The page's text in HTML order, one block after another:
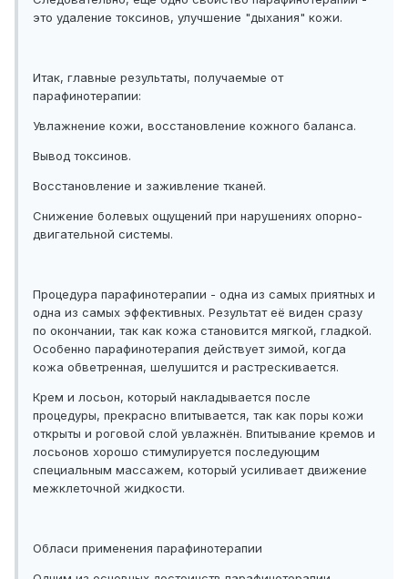
это удаление токсинов, улучшение "дыхания" кожи.
Итак, главные результаты, получаемые от
парафинотерапии:
Увлажнение кожи, восстановление кожного баланса.
Вывод токсинов.
Восстановление и заживление тканей.
Снижение болевых ощущений при нарушениях опорно-
двигательной системы.
Процедура парафинотерапии - одна из самых приятных и
одна из самых эффективных. Результат её виден сразу
по окончании, так как кожа становится мягкой, гладкой.
Особенно парафинотерапия действует зимой, когда
кожа обветренная, шелушится и растрескивается.
Крем и лосьон, который накладывается после
процедуры, прекрасно впитывается, так как поры кожи
открыты и роговой слой увлажнён. Впитывание кремов и
лосьонов хорошо стимулируется последующим
специальным массажем, который усиливает движение
межклеточной жидкости.
Обласи применения парафинотерапии